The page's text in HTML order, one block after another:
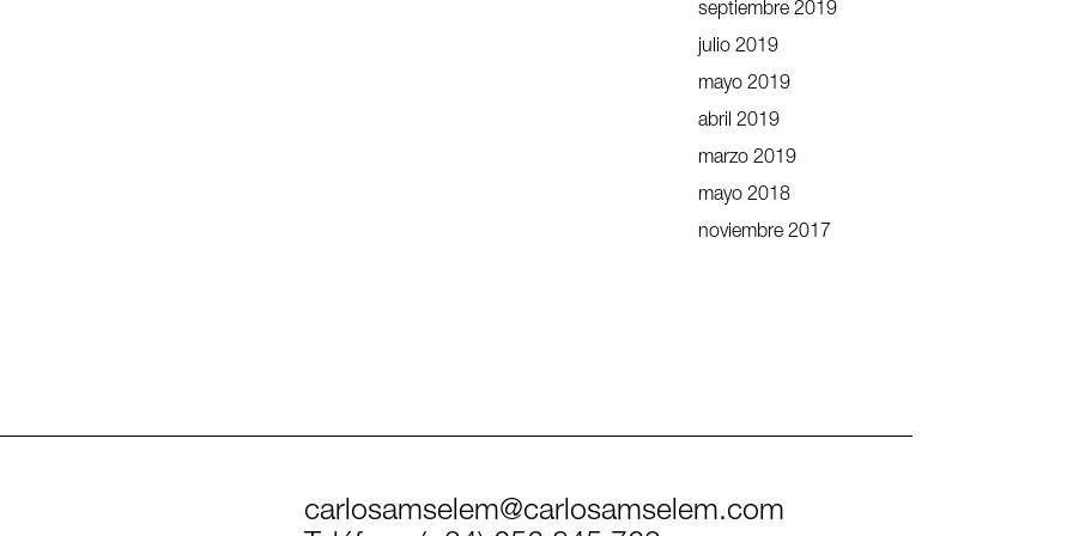
septiembre 2019
julio 2019
mayo 2019
abril 2019
marzo 2019
mayo 2018
noviembre 2017
carlosamselem@carlosamselem.com